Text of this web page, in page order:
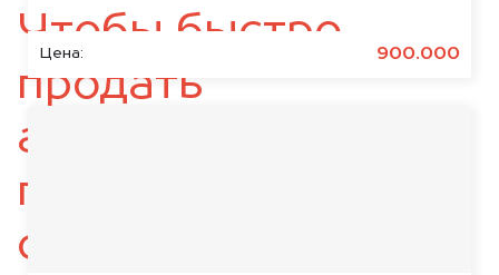
Цена: 900.000
Чтобы быстро
продать
автомобиль,
подготовьте
следующие